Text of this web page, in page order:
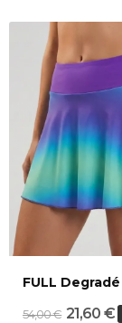
FULL Degradé
54,00 € 21,60 €